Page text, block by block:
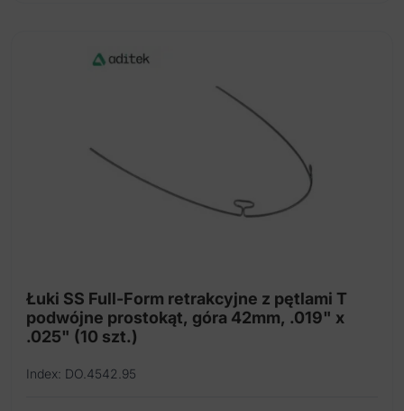
Łuki SS Full-Form retrakcyjne z pętlami T
podwójne prostokąt, góra 42mm, .019" x
.025" (10 szt.)
Index: DO.4542.95